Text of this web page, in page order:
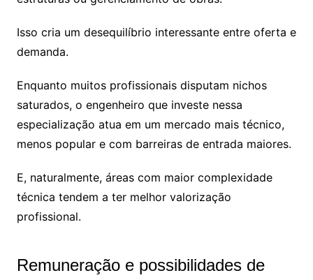
Isso cria um desequilíbrio interessante entre oferta e
demanda.
Enquanto muitos profissionais disputam nichos
saturados, o engenheiro que investe nessa
especialização atua em um mercado mais técnico,
menos popular e com barreiras de entrada maiores.
E, naturalmente, áreas com maior complexidade
técnica tendem a ter melhor valorização
profissional.
Remuneração e possibilidades de